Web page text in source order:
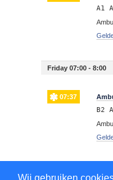
Wij gebruiken
A1
Friday 07:00 - 8:00
07:37
B2